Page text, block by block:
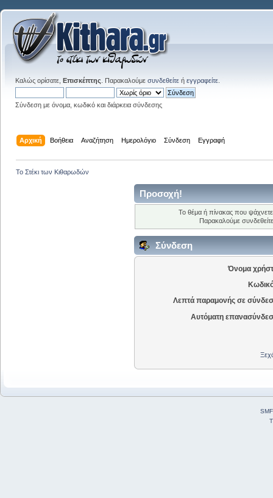
Καλώς ορίσατε, Επισκέπτης . Παρακαλούμε συνδεθείτε ή εγγραφείτε
Σύνδεση με όνομα, κωδικό και διάρκεια σύνδεσης
Αρχική Βοήθεια Αναζήτηση Ημερολόγιο Σύνδεση Εγγραφή
Το Στέκι των Κιθαρωδών
Προσοχή!
Το θέμα ή πίνακας που
Παρακαλούμε
Σύνδεση
Όνομα
Λεπτά παραμονής σε
Αυτόματη